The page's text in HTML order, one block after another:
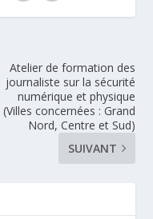
Atelier de formation des
journaliste sur la sécurité
numérique et physique
(Villes concernées : Grand
Nord, Centre et Sud)
SUIVANT